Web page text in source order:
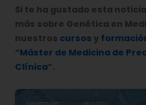
Si te ha gustado esta
más sobre Genética en
nuestros cursos y
“Máster de Medicina de
Clínica”.